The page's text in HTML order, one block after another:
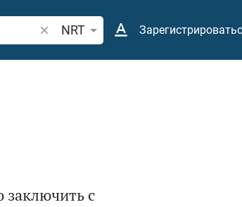
Поиск по отрывку из Библии или
NRT
заключить с